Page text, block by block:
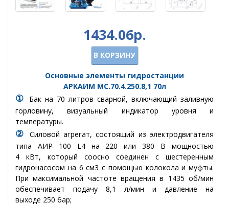
1434.06р.
В КОРЗИНУ
Основные элементы гидростанции
АРКАИМ МС.70.4.250.8,1 70л
① Бак на 70 литров сварной, включающий заливную
горловину, визуальный индикатор уровня и
температуры.
②
Силовой агрегат, состоящий из электродвигателя
типа АИР 100 L4 на 220 или 380 В мощностью
4 кВт, который соосно соединен с шестеренным
гидронасосом на 6 см3 с помощью колокола и муфты.
При максимальной частоте вращения в 1435 об/мин
обеспечивает подачу 8,1 л/мин и давление на
выходе 250 бар;